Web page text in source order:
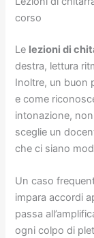
corso
Le lezioni di
destra, lettura
Inoltre, un buon
e come
intonazione, non
sceglie un
che ci siano
Un caso
impara accordi
passa
ogni colpo di